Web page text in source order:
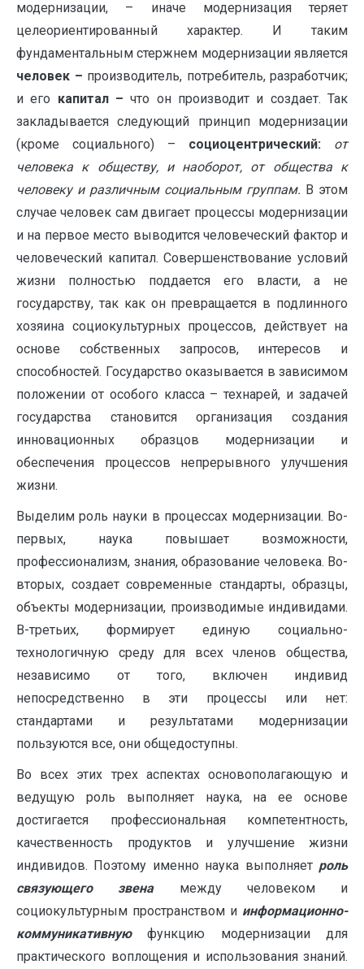
модернизации, – иначе модернизация теряет
целеориентированный характер. И таким
фундаментальным стержнем модернизации является
человек – производитель, потребитель, разработчик;
и его капитал –что он производит и создает. Так
закладывается следующий принцип модернизации
(кроме социального) – социоцентрический:
от
человека к обществу, и наоборот, от общества к
человеку и различным социальным группам. В этом
случае человек сам двигает процессы модернизации
и на первое место выводится человеческий фактор и
человеческий капитал. Совершенствование условий
жизни полностью поддается его власти, а не
государству, так как он превращается в подлинного
хозяина социокультурных процессов, действует на
основе собственных запросов, интересов и
способностей. Государство оказывается в зависимом
положении от особого класса – технарей, и задачей
государства становится организация создания
инновационных образцов модернизации и
обеспечения процессов непрерывного улучшения
жизни.
Выделим роль науки в процессах модернизации. Во-
первых, наука повышает возможности,
профессионализм, знания, образование человека. Во-
вторых, создает современные стандарты, образцы,
объекты модернизации, производимые индивидами.
В-третьих, формирует единую социально-
технологичную среду для всех членов общества,
независимо от того, включен индивид
непосредственно в эти процессы или нет:
стандартами и результатами модернизации
пользуются все, они общедоступны.
Во всех этих трех аспектах основополагающую и
ведущую роль выполняет наука, на ее основе
достигается профессиональная компетентность,
качественность продуктов и улучшение жизни
индивидов. Поэтому именно наука выполняет роль
связующего звена между человеком и
социокультурным пространством и информационно-
коммуникативнуюфункцию модернизации для
практического воплощения и использования знаний.